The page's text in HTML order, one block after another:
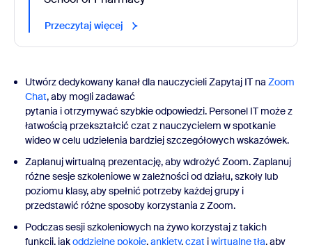
Przeczytaj więcej
Utwórz dedykowany kanał dla nauczycieli Zapytaj IT na Zoom
Chat, aby mogli zadawać
pytania i otrzymywać szybkie odpowiedzi. Personel IT może z
łatwością przekształcić czat z nauczycielem w spotkanie
wideo w celu udzielenia bardziej szczegółowych wskazówek.
Zaplanuj wirtualną prezentację, aby wdrożyć Zoom. Zaplanuj
różne sesje szkoleniowe w zależności od działu, szkoły lub
poziomu klasy, aby spełnić potrzeby każdej grupy i
przedstawić różne sposoby korzystania z Zoom.
Podczas sesji szkoleniowych na żywo korzystaj z takich
funkcji, jakoddzielne pokoje,ankiety,czat iwirtualne tła, aby